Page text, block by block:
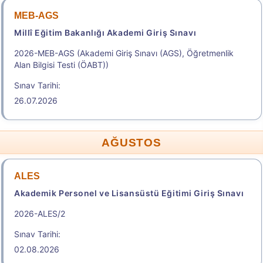
MEB-AGS
Millî Eğitim Bakanlığı Akademi Giriş Sınavı
2026-MEB-AGS (Akademi Giriş Sınavı (AGS), Öğretmenlik
Alan Bilgisi Testi (ÖABT))
Sınav Tarihi:
26.07.2026
AĞUSTOS
ALES
Akademik Personel ve Lisansüstü Eğitimi Giriş Sınavı
2026-ALES/2
Sınav Tarihi:
02.08.2026